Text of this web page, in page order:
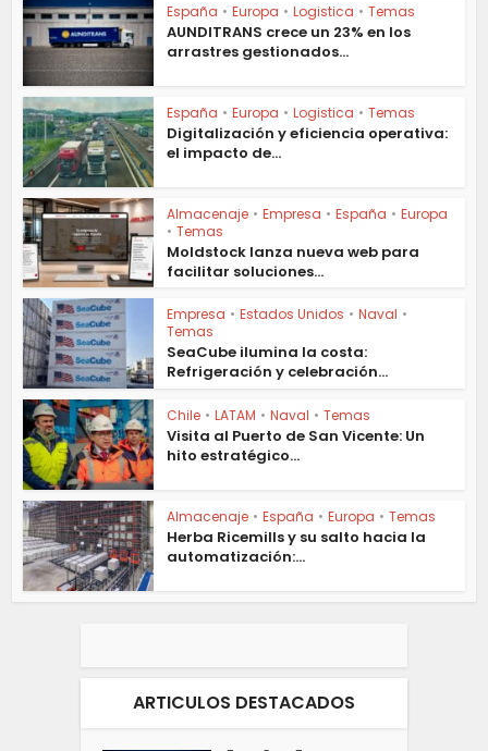
España • Europa • Logistica • Temas
AUNDITRANS crece un 23% en los
arrastres gestionados...
España • Europa • Logistica • Temas
Digitalización y eficiencia operativa:
el impacto de...
Almacenaje • Empresa • España • Europa
• Temas
Moldstock lanza nueva web para
facilitar soluciones...
Empresa • Estados Unidos • Naval •
Temas
SeaCube ilumina la costa:
Refrigeración y celebración...
Chile • LATAM • Naval • Temas
Visita al Puerto de San Vicente: Un
hito estratégico...
Almacenaje • España • Europa • Temas
Herba Ricemills y su salto hacia la
automatización:...
ARTICULOS DESTACADOS